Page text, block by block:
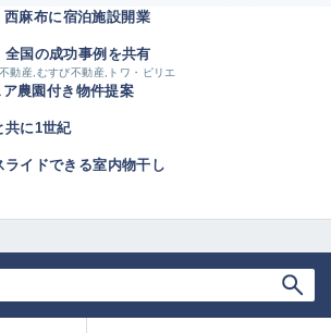
麻布に宿泊施設開業
国の成功事例を共有
動産,むすび不動産,トワ・ピリエ
農園付き物件提案
共に1世紀
イドできる室内物干し